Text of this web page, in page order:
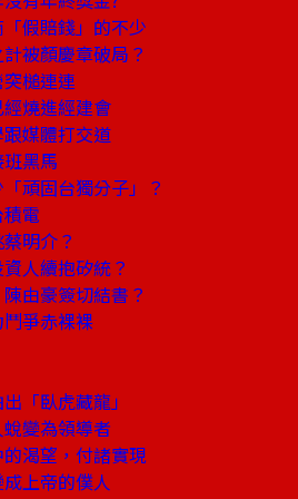
假賠錢」的不少
被顏慶章破局？
槌連連
燒進經建會
媒體打交道
黑馬
頑固台獨分子」？
電
明介？
人續抱矽統？
由豪簽切結書？
爭赤裸裸
「臥虎藏龍」
變為領導者
渴望，付諸實現
上帝的僕人